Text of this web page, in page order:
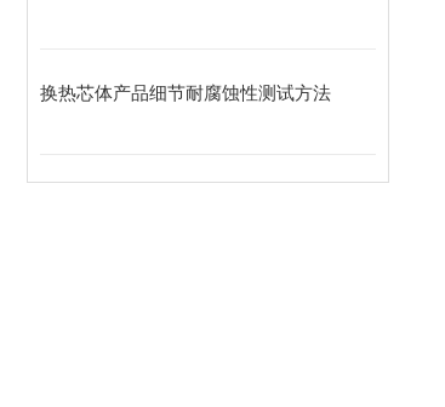
换热芯体产品细节耐腐蚀性测试方法